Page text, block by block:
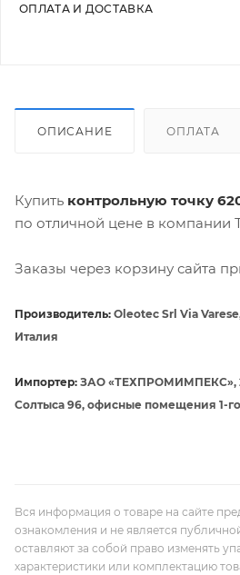
ОПЛАТА И ДОСТАВКА
ОПИСАНИЕ ОПЛАТА
Купить контрольную точку
по отличной цене в
Заказы через корзину сайта
Производитель: Oleotec Srl Via
Италия
Импортер: ЗАО «ТЕХПРОМИМПЕКС»,
Солтыса 96, офисные помещения 1-
Вся информация о товаре на сайте
ознакомления и не является
оставляют за собой право изменять
характеристики или комплектацию